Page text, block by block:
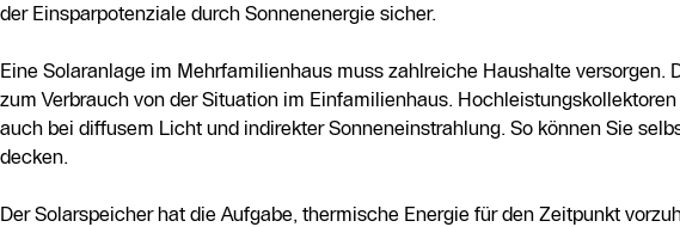
der Einsparpotenziale durch Sonnenenergie sicher.
Eine Solaranlage im Mehrfamilienhaus muss zahlreiche Haushalte
zum Verbrauch von der Situation im Einfamilienhaus.
auch bei diffusem Licht und indirekter Sonneneinstrahlung. So können Sie
decken.
Der Solarspeicher hat die Aufgabe, thermische Energie für den Zeitpunkt